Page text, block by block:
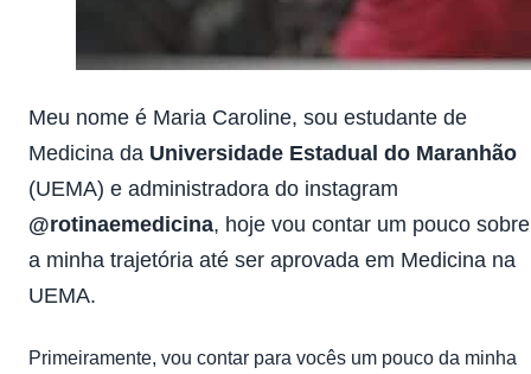
Meu nome é Maria Caroline, sou estudante de
Medicina da Universidade Estadual do Maranhão
(UEMA) e administradora do instagram
@rotinaemedicina, hoje vou contar um pouco sobre
a minha trajetória até ser aprovada em Medicina na
UEMA.
Primeiramente, vou contar para vocês um pouco da minha